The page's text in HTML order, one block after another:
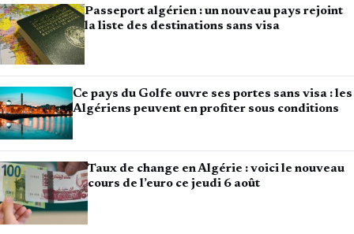
Passeport algérien : un nouveau pays rejoint
la liste des destinations sans visa
Ce pays du Golfe ouvre ses portes sans visa : les
Algériens peuvent en profiter sous conditions
Taux de change en Algérie : voici le nouveau
cours de l’euro ce jeudi 6 août